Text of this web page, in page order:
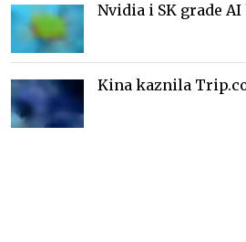
Nvidia i SK grade
Kina kaznila